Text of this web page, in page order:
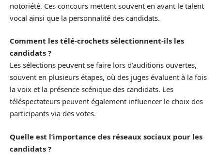
notoriété. Ces concours mettent souvent en avant le talent
vocal ainsi que la personnalité des candidats.
Comment les télé-crochets sélectionnent-ils les
candidats ?
Les sélections peuvent se faire lors d’auditions ouvertes,
souvent en plusieurs étapes, où des juges évaluent à la fois
la voix et la présence scénique des candidats. Les
téléspectateurs peuvent également influencer le choix des
participants via des votes.
Quelle est l’importance des réseaux sociaux pour les
candidats ?